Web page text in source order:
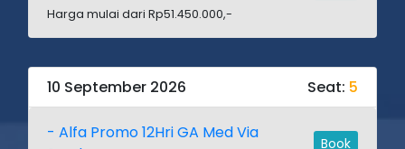
Harga mulai dari Rp51.450.000,-
10 September 2026 Seat: 5
- Alfa Promo 12Hri GA Med Via
Book